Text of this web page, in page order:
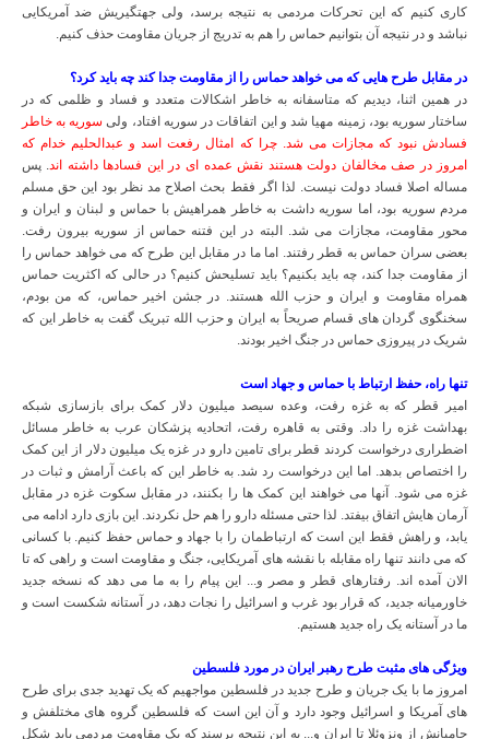
کاری کنیم که این تحرکات مردمی به نتیجه برسد، ولی جهتگیریش ضد آمریکایی
نباشد و در نتیجه آن بتوانیم حماس را هم به تدریج از جریان مقاومت حذف کنیم.
در مقابل طرح هایی که می خواهد حماس را از مقاومت جدا کند چه باید کرد؟
در همین اثنا، دیدیم که متاسفانه به خاطر اشکالات متعدد و فساد و ظلمی که در
ساختار سوریه بود، زمینه مهیا شد و این اتفاقات در سوریه افتاد، ولیسوریه به خاطر
فسادش نبود که مجازات می شد. چرا که امثال رفعت اسد و عبدالحلیم خدام که
امروز در صف مخالفان دولت هستند نقش عمده ای در این فسادها داشته اند. پس
مساله اصلا فساد دولت نیست. لذا اگر فقط بحث اصلاح مد نظر بود این حق مسلم
مردم سوریه بود، اما سوریه داشت به خاطر همراهیش با حماس و لبنان و ایران و
محور مقاومت، مجازات می شد. البته در این فتنه حماس از سوریه بیرون رفت.
بعضی سران حماس به قطر رفتند. اما ما در مقابل این طرح که می خواهد حماس را
از مقاومت جدا کند، چه باید بکنیم؟ باید تسلیحش کنیم؟ در حالی که اکثریت حماس
همراه مقاومت و ایران و حزب الله هستند. در جشن اخیر حماس، که من بودم،
سخنگوی گردان های قسام صریحاً به ایران و حزب الله تبریک گفت به خاطر این که
شریک در پیروزی حماس در جنگ اخیر بودند.
تنها راه، حفظ ارتباط با حماس و جهاد است
امیر قطر که به غزه رفت، وعده سیصد میلیون دلار کمک برای بازسازی شبکه
بهداشت غزه را داد. وقتی به قاهره رفت، اتحادیه پزشکان عرب به خاطر مسائل
اضطراری درخواست کردند قطر برای تامین دارو در غزه یک میلیون دلار از این کمک
را اختصاص بدهد. اما این درخواست رد شد. به خاطر این که باعث آرامش و ثبات در
غزه می شود. آنها می خواهند این کمک ها را بکنند، در مقابل سکوت غزه در مقابل
آرمان هایش اتفاق بیفتد. لذا حتی مسئله دارو را هم حل نکردند. این بازی دارد ادامه می
یابد، و راهش فقط این است که ارتباطمان را با جهاد و حماس حفظ کنیم. با کسانی
که می دانند تنها راه مقابله با نقشه های آمریکایی، جنگ و مقاومت است و راهی که تا
الان آمده اند. رفتارهای قطر و مصر و... این پیام را به ما می دهد که نسخه جدید
خاورمیانه جدید، که قرار بود غرب و اسرائیل را نجات دهد، در آستانه شکست است و
ما در آستانه یک راه جدید هستیم.
ویژگی های مثبت طرح رهبر ایران در مورد فلسطین
امروز ما با یک جریان و طرح جدید در فلسطین مواجهیم که یک تهدید جدی برای طرح
های آمریکا و اسرائیل وجود دارد و آن این است که فلسطین گروه های مختلفش و
حامیانش از ونزوئلا تا ایران و... به این نتیجه برسند که یک مقاومت مردمی باید شکل